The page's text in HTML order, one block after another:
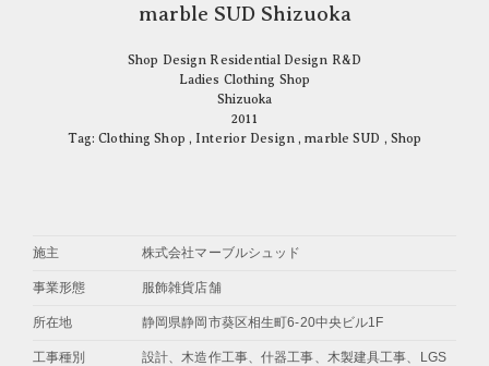
marble SUD Shizuoka
Shop Design Residential Design R&D
Ladies Clothing Shop
Shizuoka
2011
Tag:Clothing Shop , Interior Design ,marble SUD , Shop
施主 株式会社マーブルシュッド
事業形態 服飾雑貨店舗
所在地 静岡県静岡市葵区相生町6-20中央ビル1F
工事種別
設計、木造作工事、什器工事、木製建具工事、LGS